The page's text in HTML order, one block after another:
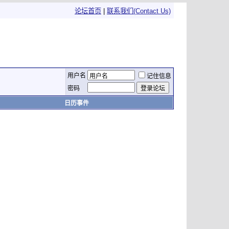
论坛首页 联系我们(Contact Us)
用户名
记住信息
密码
日历事件